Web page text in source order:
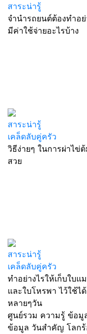
สาระน่ารู้
จำนำรถยนต์ต้องทำอย่
มีค่าใช้จ่ายอะไรบ้าง
สาระน่ารู้
เคล็ดลับคู่ครัว
วิธีง่ายๆ ในการผ่าไข่
สวย
สาระน่ารู้
เคล็ดลับคู่ครัว
ทำอย่างไรให้เก็บใบแ
และใบโหรพา ไว้ใช้ได้
หลายๆวัน
ศูนย์รวม ความรู้ ข้อมู
ข้อมูล วันสำคัญ โลก